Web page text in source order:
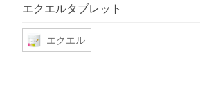
エクエルタブレット
エクエル